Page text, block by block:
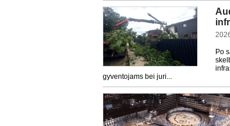
Po
gyventojams bei juri...